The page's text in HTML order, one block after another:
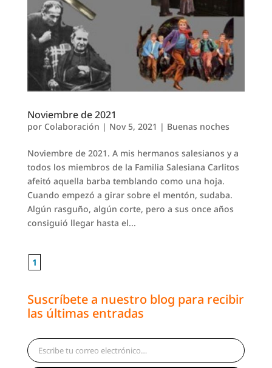
Noviembre de 2021
por Colaboración | Nov 5, 2021 | Buenas noches
Noviembre de 2021. A mis hermanos salesianos y a
todos los miembros de la Familia Salesiana Carlitos
afeitó aquella barba temblando como una hoja.
Cuando empezó a girar sobre el mentón, sudaba.
Algún rasguño, algún corte, pero a sus once años
consiguió llegar hasta el...
1
Suscríbete a nuestro blog para recibir
las últimas entradas
Escribe tu correo electrónico…